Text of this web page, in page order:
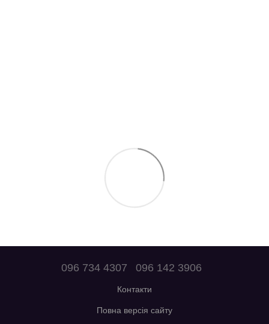
096 734 4307 096 142 3906
Контакти
Повна версія сайту